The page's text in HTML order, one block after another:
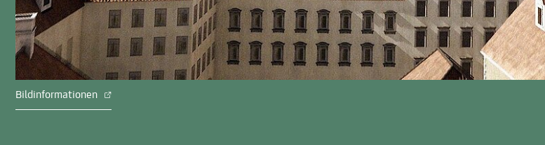
Bildinformationen